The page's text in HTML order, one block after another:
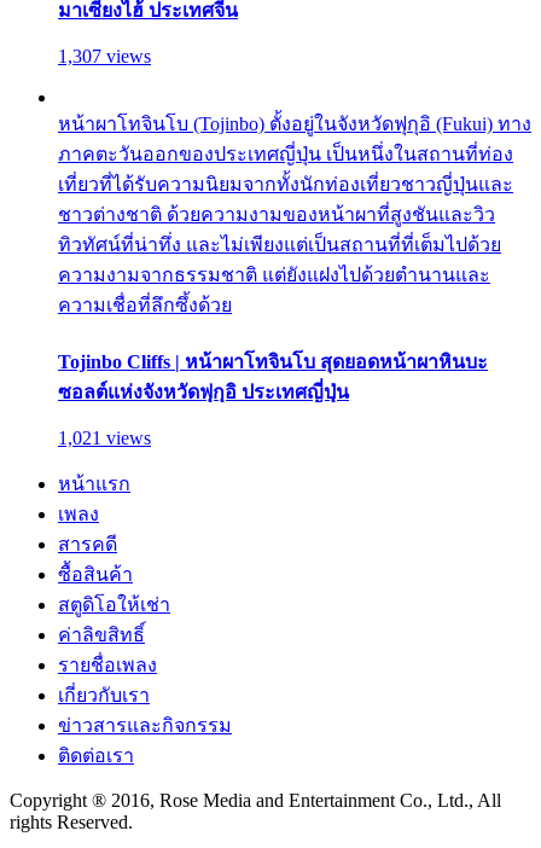
มาเซี่ยงไฮ้ ประเทศจีน
1,307 views
หน้าผาโทจินโบ (Tojinbo) ตั้งอยู่ในจังหวัดฟุกุอิ (Fukui) ทาง
ภาคตะวันออกของประเทศญี่ปุ่น เป็นหนึ่งในสถานที่ท่อง
เที่ยวที่ได้รับความนิยมจากทั้งนักท่องเที่ยวชาวญี่ปุ่นและ
ชาวต่างชาติ ด้วยความงามของหน้าผาที่สูงชันและวิว
ทิวทัศน์ที่น่าทึ่ง และไม่เพียงแต่เป็นสถานที่ที่เต็มไปด้วย
ความงามจากธรรมชาติ แต่ยังแฝงไปด้วยตำนานและ
ความเชื่อที่ลึกซึ้งด้วย
Tojinbo Cliffs | หน้าผาโทจินโบ สุดยอดหน้าผาหินบะ
ซอลต์แห่งจังหวัดฟุกุอิ ประเทศญี่ปุ่น
1,021 views
หน้าแรก
เพลง
สารคดี
ซื้อสินค้า
สตูดิโอให้เช่า
ค่าลิขสิทธิ์
รายชื่อเพลง
เกี่ยวกับเรา
ข่าวสารและกิจกรรม
ติดต่อเรา
Copyright ® 2016, Rose Media and Entertainment Co., Ltd., All
rights Reserved.